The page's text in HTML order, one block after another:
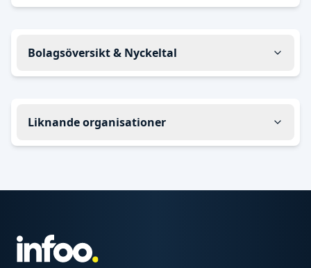
Bolagsöversikt & Nyckeltal
Liknande organisationer